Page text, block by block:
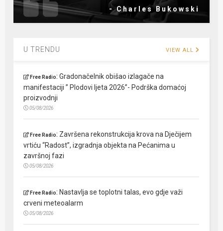
- Charles Bukowski
U TRENDU VIEW ALL
Free Radio:Gradonačelnik obišao izlagače na
manifestaciji ” Plodovi ljeta 2026”- Podrška domaćoj
proizvodnji
05/08/2026
Free Radio: Završena rekonstrukcija krova na Dječijem
vrtiću “Radost”, izgradnja objekta na Pećanima u
završnoj fazi
05/08/2026
Free Radio: Nastavlja se toplotni talas, evo gdje važi
crveni meteoalarm
05/08/2026